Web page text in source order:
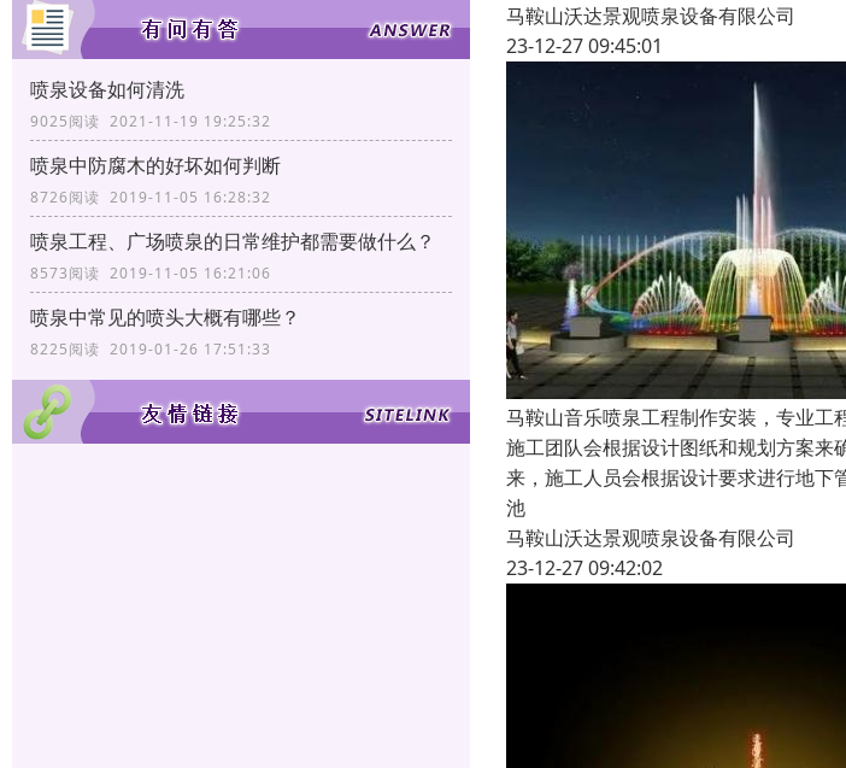
喷泉设备如何清洗
9025阅读 2021-11-19 19:25:32
喷泉中防腐木的好坏如何判断
8726阅读 2019-11-05 16:28:32
喷泉工程、广场喷泉的日常维护都需要做什么？
8573阅读 2019-11-05 16:21:06
喷泉中常见的喷头大概有哪些？
8225阅读 2019-01-26 17:51:33
马鞍山沃达景观喷泉设备有限公司
23-12-27 09:45:01
马鞍山音乐喷泉工程制作安装，专业工
施工团队会根据设计图纸和规划方案
来，施工人员会根据设计要求进行地
池
马鞍山沃达景观喷泉设备有限公司
23-12-27 09:42:02